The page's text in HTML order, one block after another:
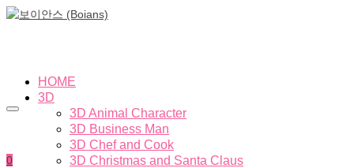
0
HOME
3D
3D Animal Character
3D Business Man
3D Chef and Cook
3D Christmas and Santa Claus